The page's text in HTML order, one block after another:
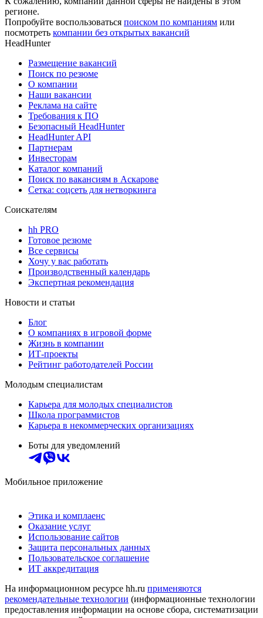
регионе.
Попробуйте воспользоваться поиском по компаниям или
посмотреть компании без открытых вакансий
HeadHunter
Размещение вакансий
Поиск по резюме
О компании
Наши вакансии
Реклама на сайте
Требования к ПО
Безопасный HeadHunter
HeadHunter API
Партнерам
Инвесторам
Каталог компаний
Поиск по вакансиям в Аскарове
Сетка: соцсеть для нетворкинга
Соискателям
hh PRO
Готовое резюме
Все сервисы
Хочу у вас работать
Производственный календарь
Экспертная рекомендация
Новости и статьи
Блог
О компаниях в игровой форме
Жизнь в компании
ИТ-проекты
Рейтинг работодателей России
Молодым специалистам
Карьера для молодых специалистов
Школа программистов
Карьера в некоммерческих организациях
Боты для уведомлений
Мобильное приложение
Этика и комплаенс
Оказание услуг
Использование сайтов
Защита персональных данных
Пользовательское соглашение
ИТ аккредитация
На информационном ресурсе hh.ru применяются
рекомендательные технологии (информационные технологии
предоставления информации на основе сбора, систематизации